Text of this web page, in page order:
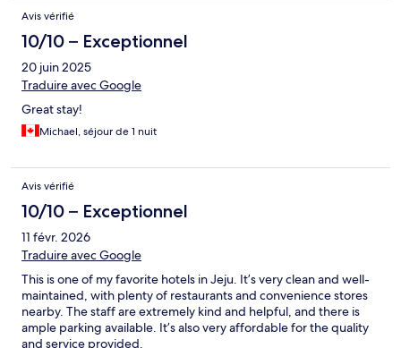
Avis vérifié
10/10 – Exceptionnel
20 juin 2025
Traduire avec Google
Great stay!
Michael, séjour de 1 nuit
Avis vérifié
10/10 – Exceptionnel
11 févr. 2026
Traduire avec Google
This is one of my favorite hotels in Jeju. It’s very clean and well-
maintained, with plenty of restaurants and convenience stores
nearby. The staff are extremely kind and helpful, and there is
ample parking available. It’s also very affordable for the quality
and service provided.